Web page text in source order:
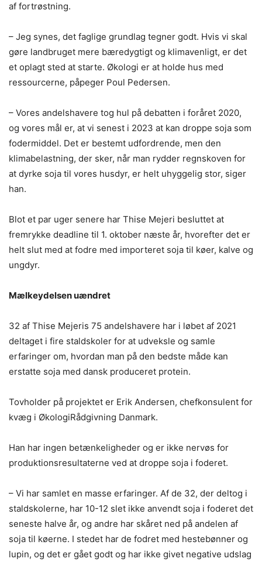
af fortrøstning.
– Jeg synes, det faglige grundlag tegner godt. Hvis vi skal
gøre landbruget mere bæredygtigt og klimavenligt, er det
et oplagt sted at starte. Økologi er at holde hus med
ressourcerne, påpeger Poul Pedersen.
– Vores andelshavere tog hul på debatten i foråret 2020,
og vores mål er, at vi senest i 2023 at kan droppe soja som
fodermiddel. Det er bestemt udfordrende, men den
klimabelastning, der sker, når man rydder regnskoven for
at dyrke soja til vores husdyr, er helt uhyggelig stor, siger
han.
Blot et par uger senere har Thise Mejeri besluttet at
fremrykke deadline til 1. oktober næste år, hvorefter det er
helt slut med at fodre med importeret soja til køer, kalve og
ungdyr.
Mælkeydelsen uændret
32 af Thise Mejeris 75 andelshavere har i løbet af 2021
deltaget i fire staldskoler for at udveksle og samle
erfaringer om, hvordan man på den bedste måde kan
erstatte soja med dansk produceret protein.
Tovholder på projektet er Erik Andersen, chefkonsulent for
kvæg i ØkologiRådgivning Danmark.
Han har ingen betænkeligheder og er ikke nervøs for
produktionsresultaterne ved at droppe soja i foderet.
– Vi har samlet en masse erfaringer. Af de 32, der deltog i
staldskolerne, har 10-12 slet ikke anvendt soja i foderet det
seneste halve år, og andre har skåret ned på andelen af
soja til køerne. I stedet har de fodret med hestebønner og
lupin, og det er gået godt og har ikke givet negative udslag